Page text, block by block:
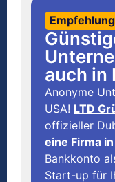
Empfehlung
auch in
Anonyme
USA! LTD
offizieller
eine Firma
Bankkonto
Start-up für